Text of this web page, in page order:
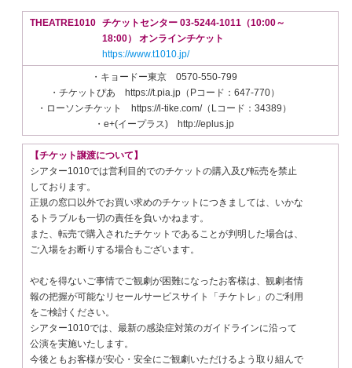
THEATRE1010
チケットセンター 03-5244-1011（10:00～
18:00） オンラインチケット
https://www.t1010.jp/
・キョードー東京 0570-550-799
・チケットぴあ https://t.pia.jp（Pコード：647-770）
・ローソンチケット https://l-tike.com/（Lコード：34389）
・e+(イープラス) http://eplus.jp
【チケット譲渡について】
シアター1010では営利目的でのチケットの購入及び転売を禁止
しております。
正規の窓口以外でお買い求めのチケットにつきましては、いかな
るトラブルも一切の責任を負いかねます。
また、転売で購入されたチケットであることが判明した場合は、
ご入場をお断りする場合もございます。
やむを得ないご事情でご観劇が困難になったお客様は、観劇者情
報の把握が可能なリセールサービスサイト「チケトレ」のご利用
をご検討ください。
シアター1010では、最新の感染症対策のガイドラインに沿って
公演を実施いたします。
今後ともお客様が安心・安全にご観劇いただけるよう取り組んで